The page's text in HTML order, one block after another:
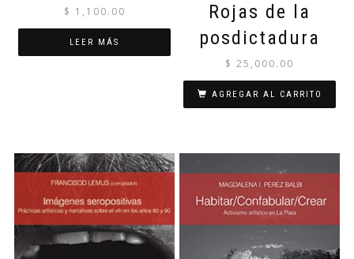
$ 1,100.00
LEER MÁS
Rojas de la
posdictadura
$ 25,000.00
AGREGAR AL CARRITO